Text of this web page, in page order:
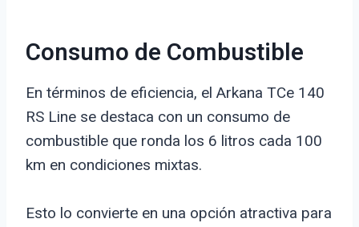
Consumo de Combustible
En términos de eficiencia, el Arkana TCe 140
RS Line se destaca con un consumo de
combustible que ronda los 6 litros cada 100
km en condiciones mixtas.
Esto lo convierte en una opción atractiva para